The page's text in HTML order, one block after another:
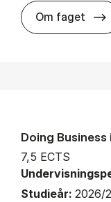
Om faget
Doing Business
7,5 ECTS
Studieår: 2026/